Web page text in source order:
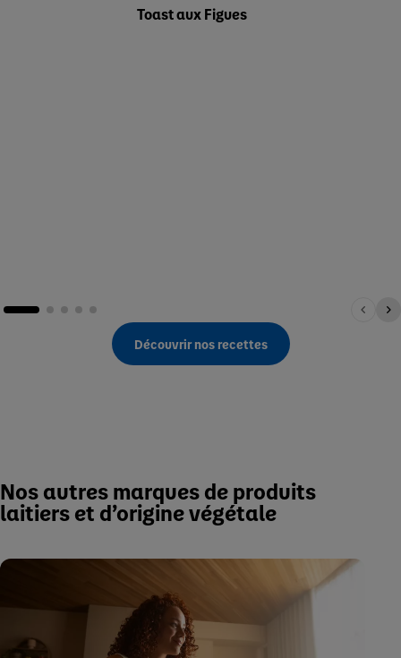
Toast aux Figues
Découvrir nos recettes
Nos autres marques de produits
laitiers et d’origine végétale